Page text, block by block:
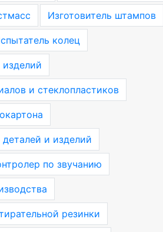
Изготовитель штампов
колец
и стеклопластиков
и изделий
по звучанию
резинки